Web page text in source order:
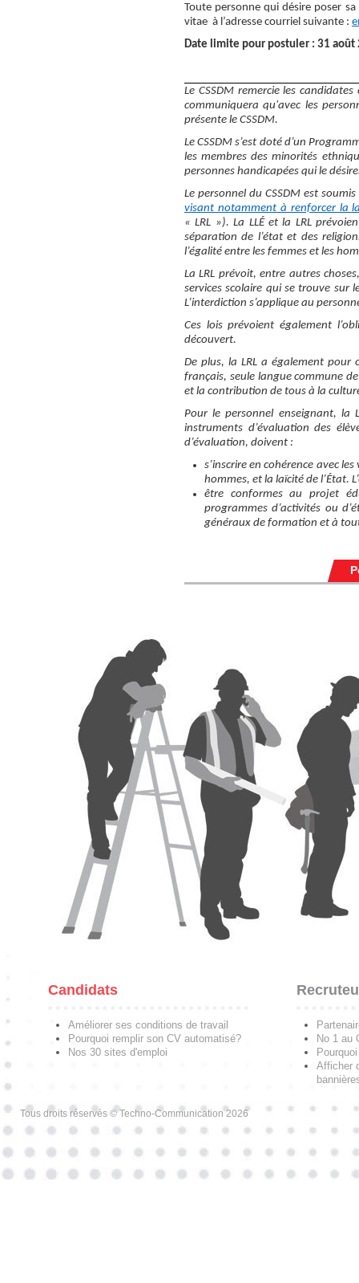
Toute personne qui désire poser
vitae à l’adresse courriel suivante :
Date limite pour postuler : 31 août
Le CSSDM remercie les
communiquera qu'avec les
présente le CSSDM.
Le CSSDM s’est doté d’un
les membres des minorités
personnes handicapées qui le
Le personnel du CSSDM est
visant notamment à renforcer la
« LRL »). La LLÉ et la LRL
séparation de l’état et des
l’égalité entre les femmes et les
La LRL prévoit, entre autres
services scolaire qui se trouve sur
L’interdiction s’applique au
Ces lois prévoient également
découvert.
De plus, la LRL a également
français, seule langue commune
et la contribution de tous à la
Pour le personnel enseignant, la
instruments d’évaluation des
d’évaluation, doivent :
s’inscrire en cohérence avec
hommes, et la laïcité de l’État.
être conformes au projet
programmes d’activités ou
généraux de formation et à
Candidats
Améliorer ses conditions de travail
Pourquoi remplir son CV automatisé?
Nos 30 sites d'emploi
No 1 au
Afficher
Tous droits réservés © Techno-Communication 2026